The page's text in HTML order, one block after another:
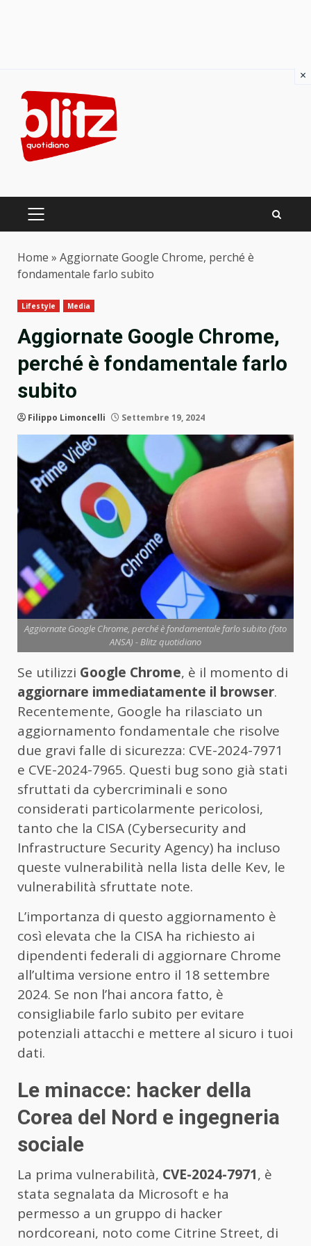
content
PRIMARY
Home » Aggiornate Google Chrome, perché è
fondamentale farlo subito
Lifestyle Media
Aggiornate Google Chrome,
perché è fondamentale farlo
subito
Filippo Limoncelli Settembre 19, 2024
Aggiornate Google Chrome, perché è fondamentale farlo subito (foto
ANSA) - Blitz quotidiano
Se utilizzi Google Chrome, è il momento di
aggiornare immediatamente il browser.
Recentemente, Google ha rilasciato un
aggiornamento fondamentale che risolve
due gravi falle di sicurezza: CVE-2024-7971
e CVE-2024-7965. Questi bug sono già stati
sfruttati da cybercriminali e sono
considerati particolarmente pericolosi,
tanto che la CISA (Cybersecurity and
Infrastructure Security Agency) ha incluso
queste vulnerabilità nella lista delle Kev, le
vulnerabilità sfruttate note.
L’importanza di questo aggiornamento è
così elevata che la CISA ha richiesto ai
dipendenti federali di aggiornare Chrome
all’ultima versione entro il 18 settembre
2024. Se non l’hai ancora fatto, è
consigliabile farlo subito per evitare
potenziali attacchi e mettere al sicuro i tuoi
dati.
Le minacce: hacker della
Corea del Nord e ingegneria
sociale
La prima vulnerabilità, CVE-2024-7971, è
stata segnalata da Microsoft e ha
permesso a un gruppo di hacker
nordcoreani, noto come Citrine Street, di
×